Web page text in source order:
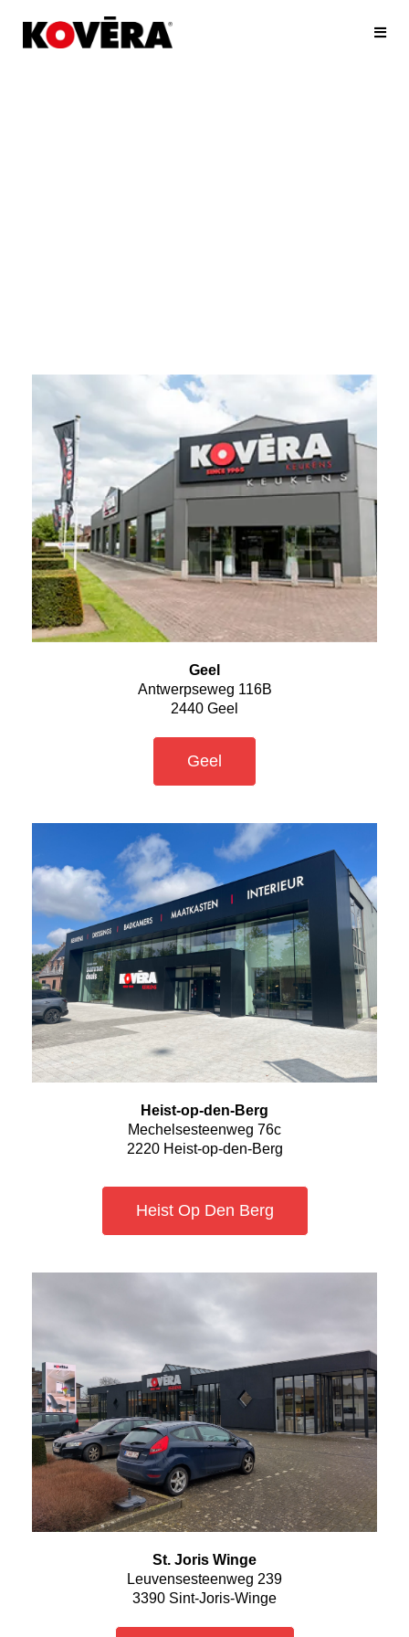
Geel
Antwerpseweg 116B
2440 Geel
Geel
Heist-op-den-Berg
Mechelsesteenweg 76c
2220 Heist-op-den-Berg
Heist Op Den Berg
St. Joris Winge
Leuvensesteenweg 239
3390 Sint-Joris-Winge